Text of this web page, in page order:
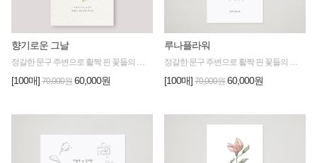
향기로운 그날
[100매] 70,000원 60,000원
루나플라워
[100매]70,000원60,000원